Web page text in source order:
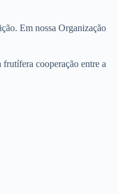
Em nossa Organização
frutífera cooperação entre a